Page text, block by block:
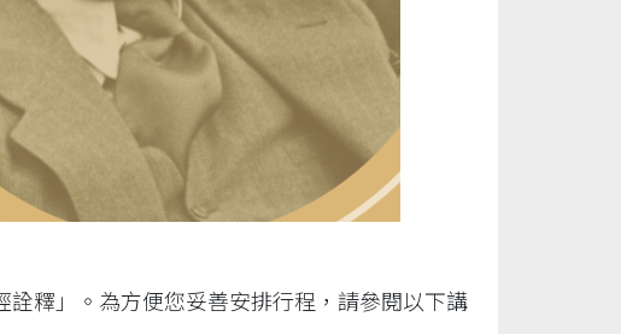
釋」。為方便您妥善安排行程，請參閱以下講